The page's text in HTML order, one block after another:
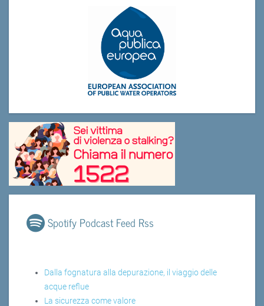
Spotify Podcast Feed Rss
Dalla fognatura alla depurazione, il viaggio delle
acque reflue
La sicurezza come valore